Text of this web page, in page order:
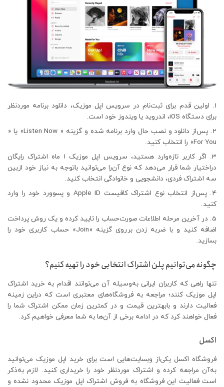
اولین قدم برای ثبت‌نام در سرویس اپل موزیک، دانلود برنامه موردنظر
برای دستگاه iOS، اندروید یا ویندوز خود است.
پس‌از دانلود و نصب حال وارد برنامه شده و گزینه « Listen Now» یا «
For You» را انتخاب کنید.
اگر کاربر تازه‌وارد هستید، سرویس اپل موزیک 1 ماه اشتراک رایگان
دراختیار شما قرار می‌دهد که نوع آن‌را می‌توانید باتوجه به نیاز خود ازبین
سه اشتراک فردی، دانشجویی و خانوادگی انتخاب کنید.
پس‌از انتخاب نوع اشتراک کافیست Apple ID و پسوورد خود را وارد
کنید.
در آخرین مرحله اطلاعات صورت‌حساب را تایید کرده و یک روش پرداخت
اضافه کنید و با ضربه زدن برروی گزینه «Join» حساب کاربری خود را
بسازید.
چگونه می‌توانیم پلن‌ اشتراک انتخابی خود را تهیه کنیم؟
تنها راهی که کاربران ایرانی به‌وسیله آن می‌توانند اقدام به خرید اشتراک
اپل موزیک کنند؛ مراجعه به فروشگاه‌های معتبری است که دراین زمینه
فعالیت دارند و بابهترین قیمت و در کمترین زمان ممکن اشتراک شما را
فعال خواهند کرد که در ادامه برخی از آن‌ها به شما معرفی خواهیم کرد.
اکسل
فروشگاه اکسل یکی‌از وبسایت‌هایی است برای خرید اپل موزیک می‌توانید
به‌آن مراجعه کرده و اشتراک موردنظر خود را خریداری کنید. لازم به‌ذکر
است فعالیت این فروشگاه به فروش اشتراک اپل موزیک محدود نشده و